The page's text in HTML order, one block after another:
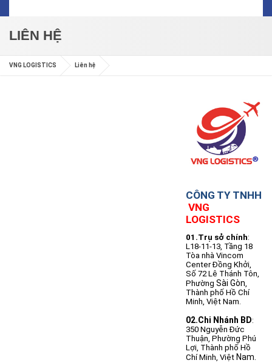
LIÊN HỆ
VNG LOGISTICS Liên hệ
CÔNG TY TNHH
VNG
LOGISTICS
01.Trụ sở chính:
L18-11-13, Tầng 18
Tòa nhà Vincom
Center Đồng Khởi,
Số 72 Lê Thánh Tôn,
Phường Sài Gòn,
Thành phố Hồ Chí
Minh, Việt Nam.
02.Chi Nhánh BD:
350 Nguyễn Đức
Thuận, Phường Phú
Lợi, Thành phố Hồ
Chí Minh, Việt Nam.